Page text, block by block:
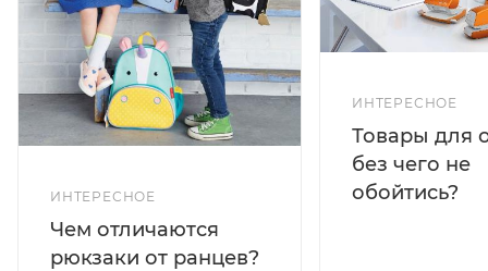
ИНТЕРЕСНОЕ
Чем отличаются
рюкзаки от ранцев?
ИНТЕРЕСНОЕ
Товары для
без чего не
обойтись?